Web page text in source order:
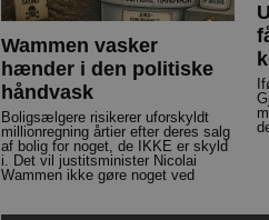
Wammen vasker
hænder i den politiske
håndvask
Boligsælgere risikerer uforskyldt
millionregning årtier efter deres salg
af bolig for noget, de IKKE er skyld
i. Det vil justitsminister Nicolai
Wammen ikke gøre noget ved